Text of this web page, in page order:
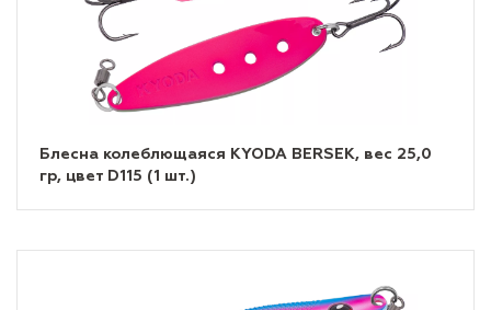
Блесна колеблющаяся KYODA BERSEK, вес 25,0
гр, цвет D115 (1 шт.)